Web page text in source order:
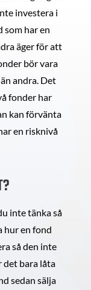
investera i
som har en
äger för att
bör vara
andra. Det
fonder har
kan förvänta
en risknivå
inte tänka så
hur en fond
så den inte
det bara låta
sedan sälja